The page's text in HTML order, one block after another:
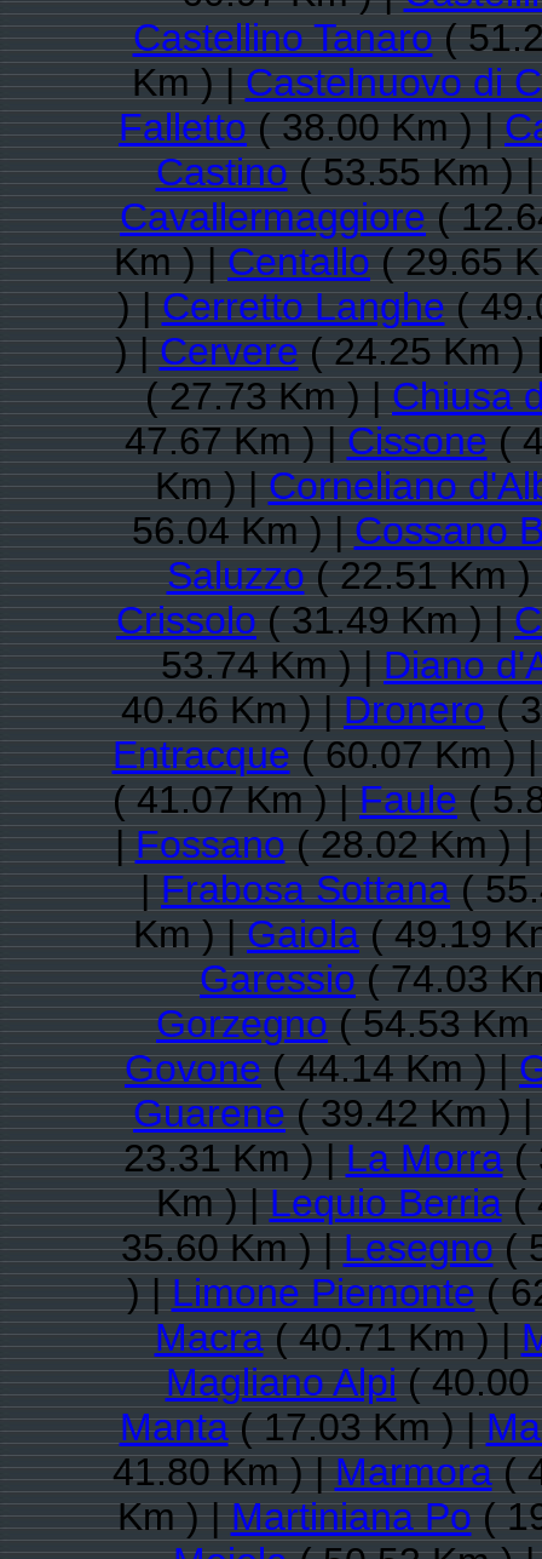
Castellino Tanaro(
Km ) |Castelnuovo di
Falletto( 38.00 Km ) |
Castino( 53.55 Km )
Cavallermaggiore(
Km ) |Centallo( 29.65
) |Cerretto Langhe(
) |Cervere( 24.25 Km )
( 27.73 Km ) |Chiusa
47.67 Km ) |Cissone(
Km ) |Corneliano
56.04 Km ) |Cossano
Saluzzo( 22.51 Km
Crissolo( 31.49 Km ) |
53.74 Km ) |Diano
40.46 Km ) |Dronero(
Entracque( 60.07 Km )
( 41.07 Km ) |Faule(
|Fossano( 28.02 Km ) |
|Frabosa Sottana(
Km ) |Gaiola( 49.19
Garessio( 74.03
Gorzegno( 54.53
Govone( 44.14 Km ) |
Guarene( 39.42 Km ) |
23.31 Km ) |La Morra(
Km ) |Lequio Berria(
35.60 Km ) |Lesegno(
) |Limone Piemonte(
Macra( 40.71 Km ) |
Magliano Alpi( 40.00
Manta( 17.03 Km ) |
41.80 Km ) |Marmora(
Km ) |Martiniana Po(